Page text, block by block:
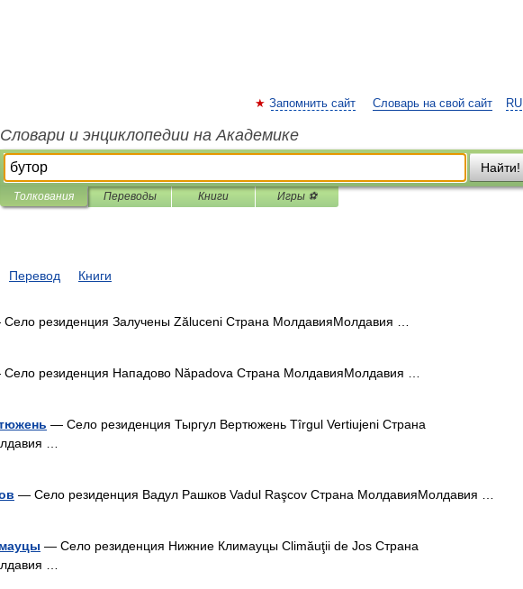
RU
Запомнить сайт Словарь на свой сайт
Словари и энциклопедии на Академике
Найти!
Толкования Переводы Книги Игры ⚽
Перевод Книги
резиденция Залучены Zăluceni Страна МолдавияМолдавия …
резиденция Нападово Năpadova Страна МолдавияМолдавия …
— Село резиденция Тыргул Вертюжень Tîrgul Vertiujeni Страна
…
— Село резиденция Вадул Рашков Vadul Raşcov Страна МолдавияМолдавия …
— Село резиденция Нижние Климауцы Climăuţii de Jos Страна
…